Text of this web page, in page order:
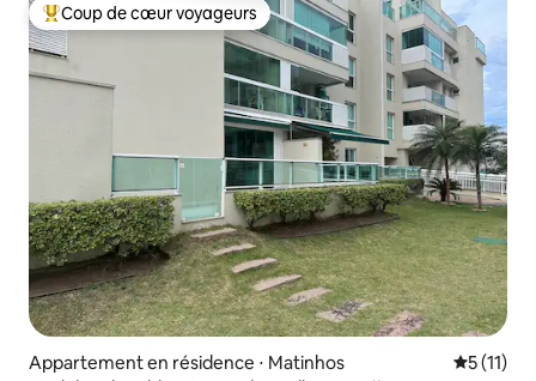
Coups de cœur voyageurs les plus appréciés
Coup de cœur voyageurs
Appartement en résidence ⋅ Matinhos
5 (11)